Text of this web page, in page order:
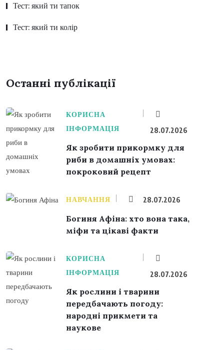
Тест: який ти тапок
Тест: який ти колір
Останні публікації
КОРИСНА
ІНФОРМАЦІЯ
28.07.2026
Як зробити прикормку для
риби в домашніх умовах:
покроковий рецепт
НАВЧАННЯ 28.07.2026
Богиня Афіна: хто вона така,
міфи та цікаві факти
КОРИСНА
ІНФОРМАЦІЯ
28.07.2026
Як рослини і тварини
передбачають погоду:
народні прикмети та
наукове